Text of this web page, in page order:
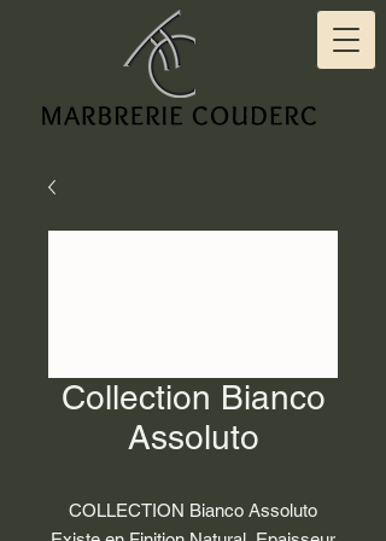
Collection Bianco
Assoluto
COLLECTION Bianco Assoluto